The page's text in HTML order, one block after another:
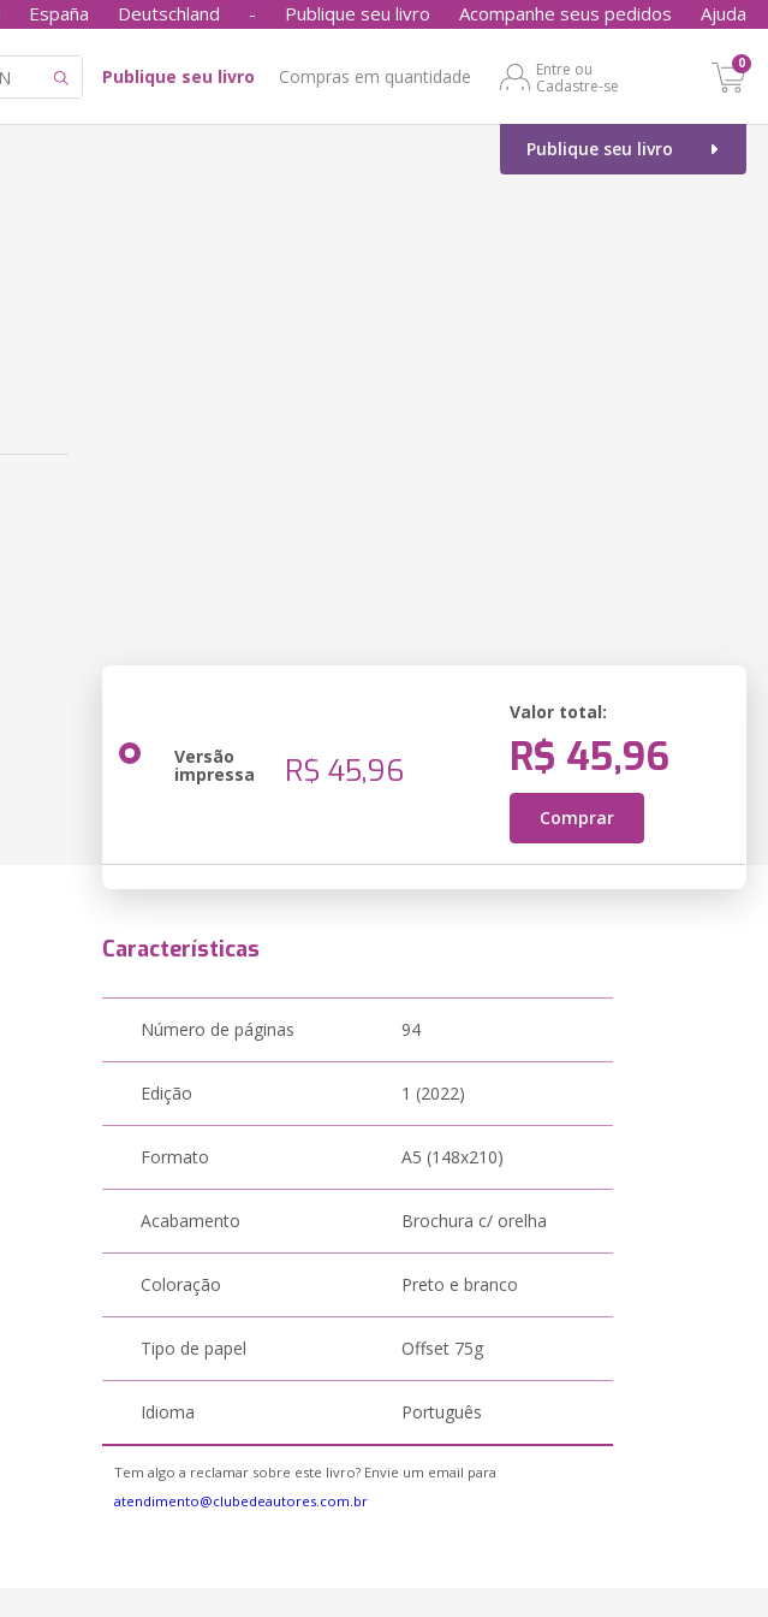
España Deutschland - Publique seu livro Acompanhe seus pedidos Ajuda
Publique seu livro Compras em quantidade
Entre ou
Cadastre-se
0
Publique seu livro
Versão
impressa R$ 45,96
Valor total:
R$ 45,96
Comprar
Características
Número de páginas 94
Edição 1 (2022)
Formato A5 (148x210)
Acabamento Brochura c/ orelha
Coloração Preto e branco
Tipo de papel Offset 75g
Idioma Português
Tem algo a reclamar sobre este livro? Envie um email para
atendimento@clubedeautores.com.br